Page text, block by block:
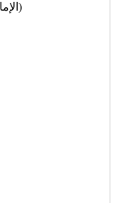
United Arab Emirates (الإمارات العربية المتحدة)